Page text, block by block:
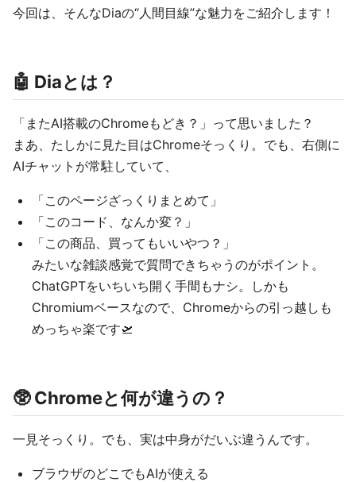
今回は、そんなDiaの“人間目線”な魅力をご紹介します！
🤖 Diaとは？
「またAI搭載のChromeもどき？」って思いました？
まあ、たしかに見た目はChromeそっくり。でも、右側に
AIチャットが常駐していて、
「このページざっくりまとめて」
「このコード、なんか変？」
「この商品、買ってもいいやつ？」
みたいな雑談感覚で質問できちゃうのがポイント。
ChatGPTをいちいち開く手間もナシ。しかも
Chromiumベースなので、Chromeからの引っ越しも
めっちゃ楽です🛫
🥸 Chromeと何が違うの？
一見そっくり。でも、実は中身がだいぶ違うんです。
ブラウザのどこでもAIが使える